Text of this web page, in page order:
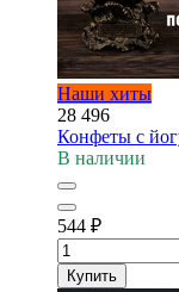
Наши хиты
28 496
Конфеты с
В наличии
544 ₽
Купить